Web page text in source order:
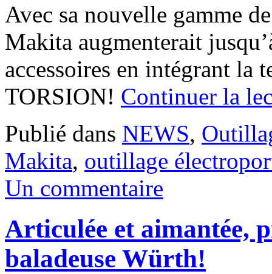
Avec sa nouvelle gamme
Makita augmenterait
accessoires en intégrant
TORSION! Continuer la
Publié dans NEWS,
Makita, outillage
Un commentaire
Articulée et aimantée,
baladeuse Würth!